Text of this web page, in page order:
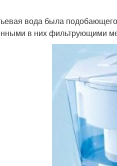
вода была
в них фильтрующими